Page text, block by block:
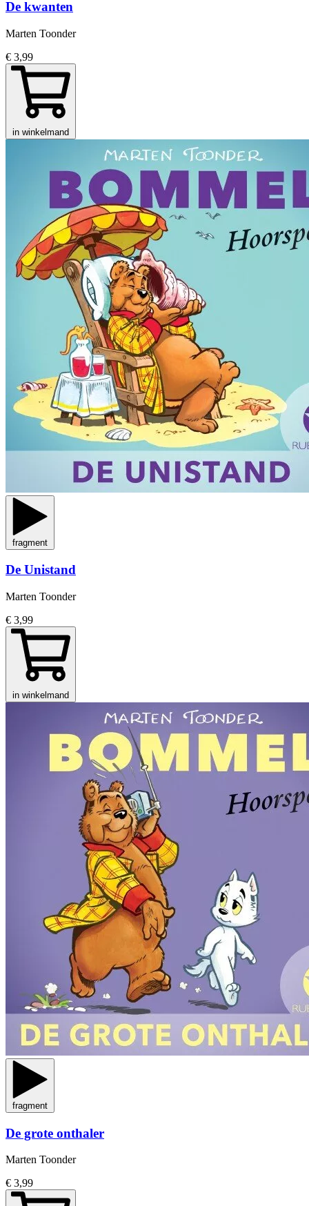
De kwanten
Marten Toonder
€ 3,99
in winkelmand
fragment
De Unistand
Marten Toonder
€ 3,99
in winkelmand
fragment
De grote onthaler
Marten Toonder
€ 3,99